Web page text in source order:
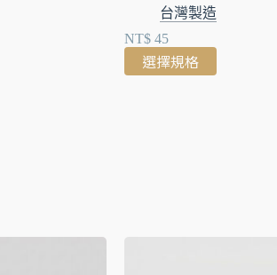
台灣製造
NT$ 45
選擇規格